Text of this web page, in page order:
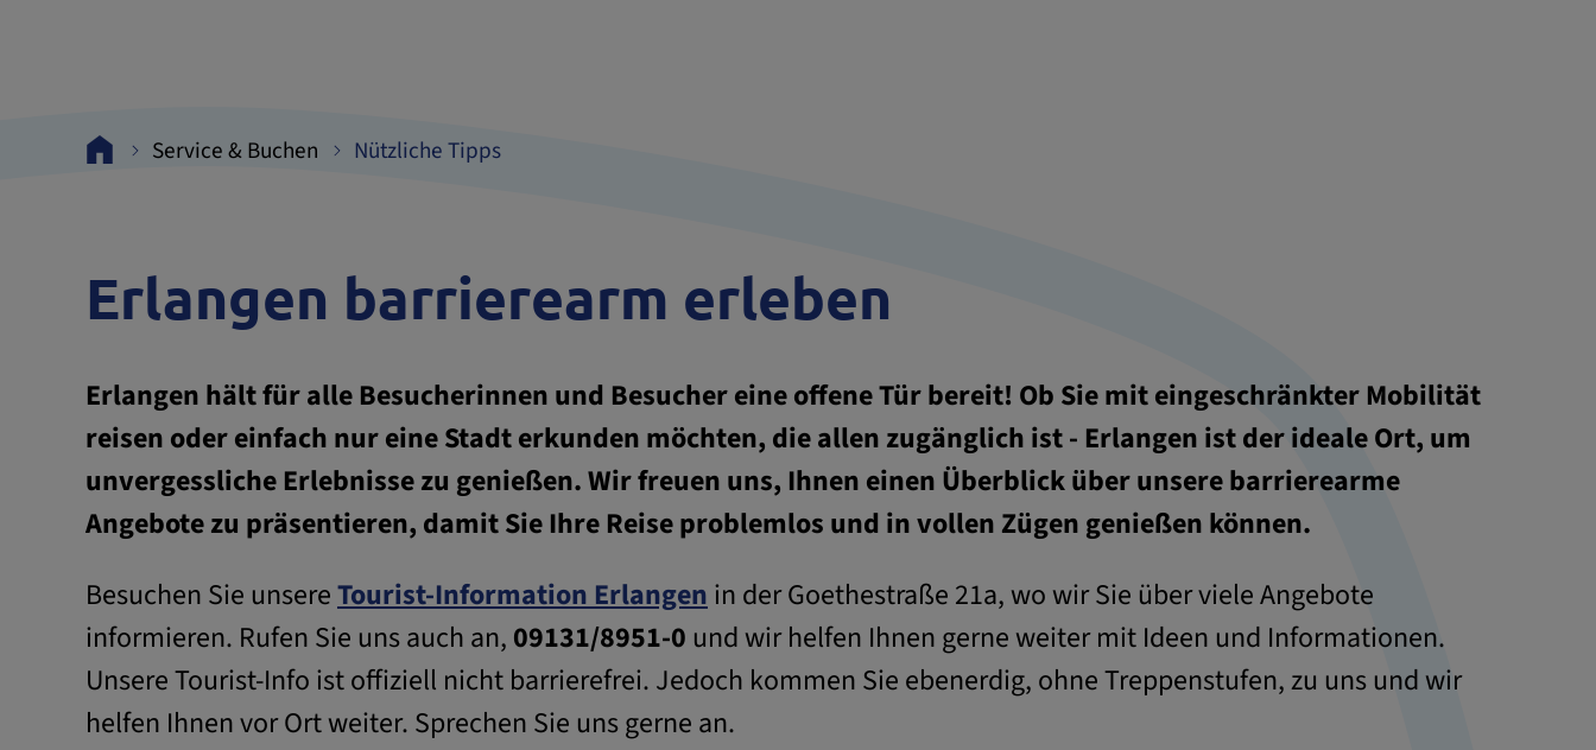
Nützliche Tipps
Service & Buchen
Erlangen barrierearm erleben
Erlangen hält für alle Besucherinnen und Besucher eine offene Tür bereit! Ob Sie mit eingeschränkter Mobilität
reisen oder einfach nur eine Stadt erkunden möchten, die allen zugänglich ist - Erlangen ist der ideale Ort, um
unvergessliche Erlebnisse zu genießen. Wir freuen uns, Ihnen einen Überblick über unsere barrierearme
Angebote zu präsentieren, damit Sie Ihre Reise problemlos und in vollen Zügen genießen können.
Besuchen Sie unsereTourist-Information Erlangen in der Goethestraße 21a, wo wir Sie über viele Angebote
informieren. Rufen Sie uns auch an, 09131/8951-0 und wir helfen Ihnen gerne weiter mit Ideen und Informationen.
Unsere Tourist-Info ist offiziell nicht barrierefrei. Jedoch kommen Sie ebenerdig, ohne Treppenstufen, zu uns und wir
helfen Ihnen vor Ort weiter. Sprechen Sie uns gerne an.